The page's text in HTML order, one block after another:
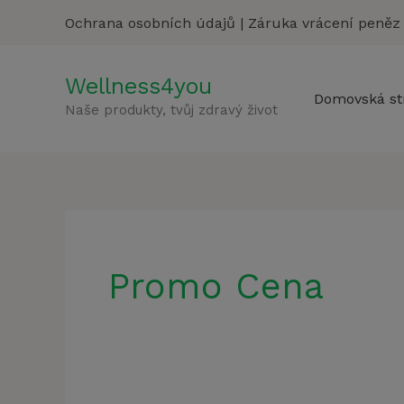
Ochrana osobních údajů | Záruka vrácení peněz
Wellness4you
Naše produkty, tvůj zdravý život
Domovská
Promo Cena